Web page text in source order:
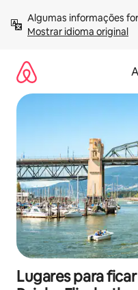
para
Mostrar idioma original
Lugares para